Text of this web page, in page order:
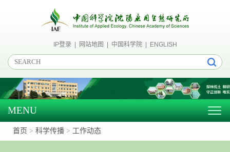
IP登录| 网站地图 中国科学院| ENGLISH
MENU
首页 > 科学传播 > 工作动态